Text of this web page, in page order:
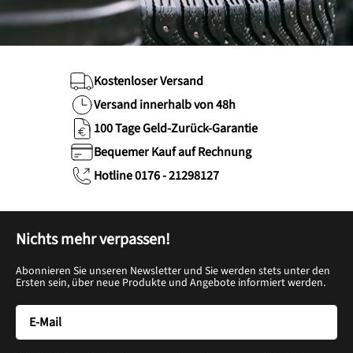
Kostenloser Versand
Versand innerhalb von 48h
100 Tage Geld-Zurück-Garantie
Bequemer Kauf auf Rechnung
Hotline 0176 - 21298127
Nichts mehr verpassen!
Abonnieren Sie unseren Newsletter und Sie werden stets unter den
Ersten sein, über neue Produkte und Angebote informiert werden.